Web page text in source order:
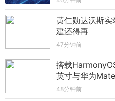
黄仁勋达沃斯
建还得再
47分钟前
搭载
英寸与华为
48分钟前